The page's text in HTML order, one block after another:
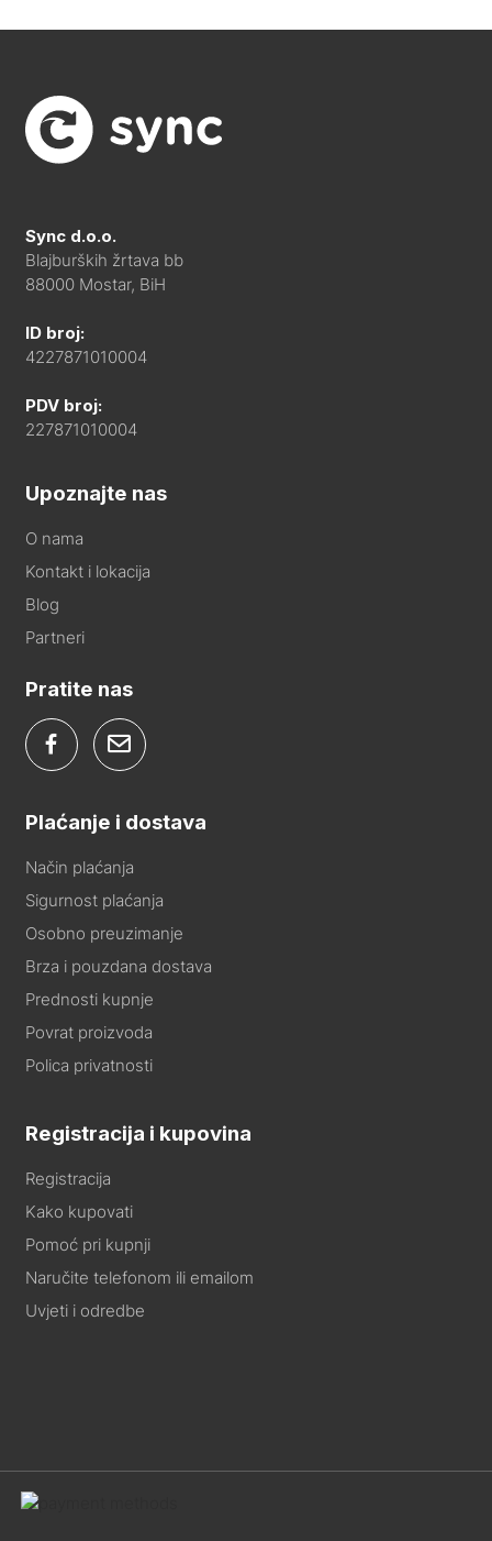
Sync d.o.o.
Blajburških žrtava bb
88000 Mostar, BiH
ID broj:
4227871010004
PDV broj:
227871010004
Upoznajte nas
O nama
Kontakt i lokacija
Blog
Partneri
Pratite nas
Plaćanje i dostava
Način plaćanja
Sigurnost plaćanja
Osobno preuzimanje
Brza i pouzdana dostava
Prednosti kupnje
Povrat proizvoda
Polica privatnosti
Registracija i kupovina
Registracija
Kako kupovati
Pomoć pri kupnji
Naručite telefonom ili emailom
Uvjeti i odredbe